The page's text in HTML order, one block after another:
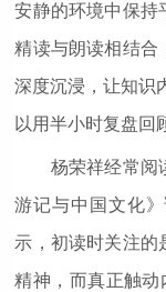
安静的环境中保持
精读与朗读相结合
深度沉浸，让知识
以用半小时复盘回
杨荣祥经常阅读
游记与中国文化
示，初读时关注的
精神，而真正触动